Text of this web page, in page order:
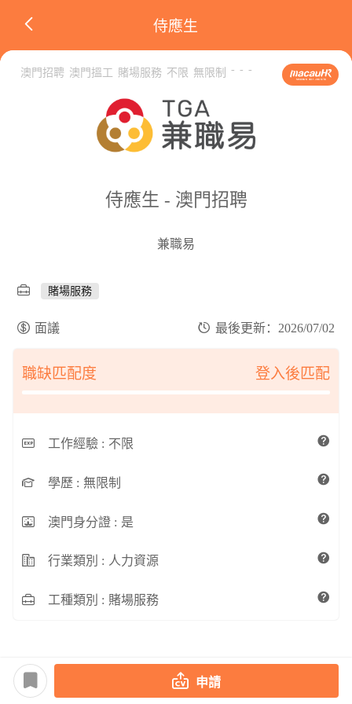
侍應生
澳門招聘 澳門搵工 賭場服務 不限 無限制 - - -
侍應生 - 澳門招聘
兼職易
賭場服務
面議 最後更新：2026/07/02
職缺匹配度 登入後匹配
工作經驗 : 不限
學歷 : 無限制
澳門身分證 : 是
行業類別 : 人力資源
工種類別 : 賭場服務
申請